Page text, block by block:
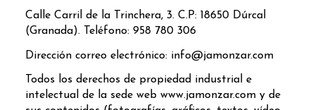
Calle Carril de la Trinchera, 3. C.P: 18650 Dúrcal
(Granada). Teléfono: ​958 780 306
Dirección correo electrónico: ​info@jamonzar.com
Todos los derechos de propiedad industrial e
intelectual de la sede web www.jamonzar.com y de